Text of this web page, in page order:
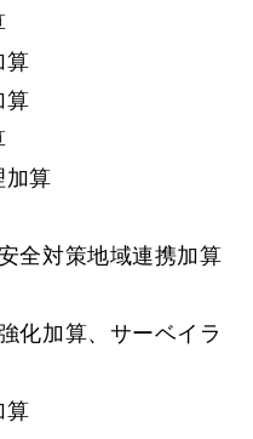
算
算
加算
全対策地域連携加算
化加算、サーベイラ
算